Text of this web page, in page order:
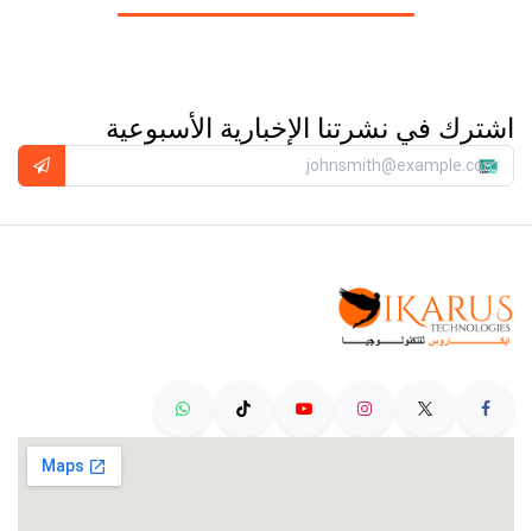
اشترك في نشرتنا الإخبارية الأسبوعية